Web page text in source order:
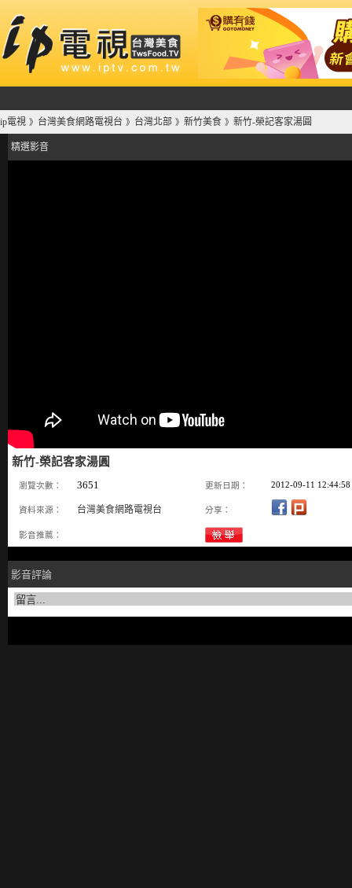
ip電視 》 台灣美食網路電視台 》 台灣北部 》 新竹美食 》 新竹-榮記客家湯圓
精選影音
新竹-榮記客家湯圓
瀏覽次數： 3651 更新日期： 2012-09-11 12:44:58
資料來源： 台灣美食網路電視台 分享：
影音推薦：
影音評論